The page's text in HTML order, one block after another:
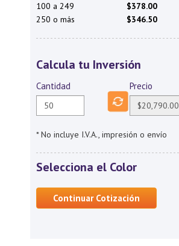
100 a 249
$378.00
250 o más
$346.50
Calcula tu Inversión
Cantidad Precio
* No incluye I.V.A., impresión o envío
Selecciona el Color
Continuar Cotización